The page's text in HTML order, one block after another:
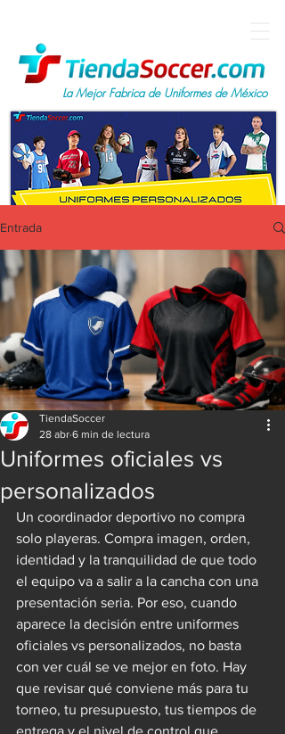
La Mejor Fabrica de Uniformes de México
Entrada
Uniformes oficiales vs
personalizados
TiendaSoccer
28 abr 6 min de lectura
Un coordinador deportivo no compra
solo playeras. Compra imagen, orden,
identidad y la tranquilidad de que todo
el equipo va a salir a la cancha con una
presentación seria. Por eso, cuando
aparece la decisión entre uniformes
oficiales vs personalizados, no basta
con ver cuál se ve mejor en foto. Hay
que revisar qué conviene más para tu
torneo, tu presupuesto, tus tiempos de
entrega y el nivel de control que